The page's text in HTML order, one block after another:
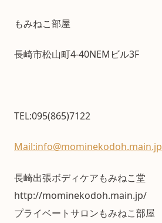
もみねこ部屋
長崎市松山町4-40NEMビル3F
TEL:095(865)7122
Mail:info@mominekodoh.main.jp
長崎出張ボディケアもみねこ堂
http://mominekodoh.main.jp/
プライベートサロンもみねこ部屋